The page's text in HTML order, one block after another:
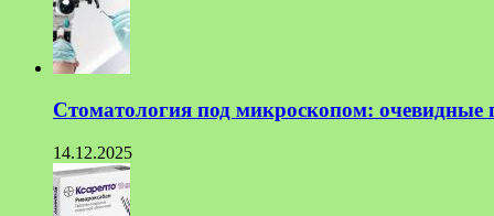
Стоматология под микроскопом: очевидные
14.12.2025